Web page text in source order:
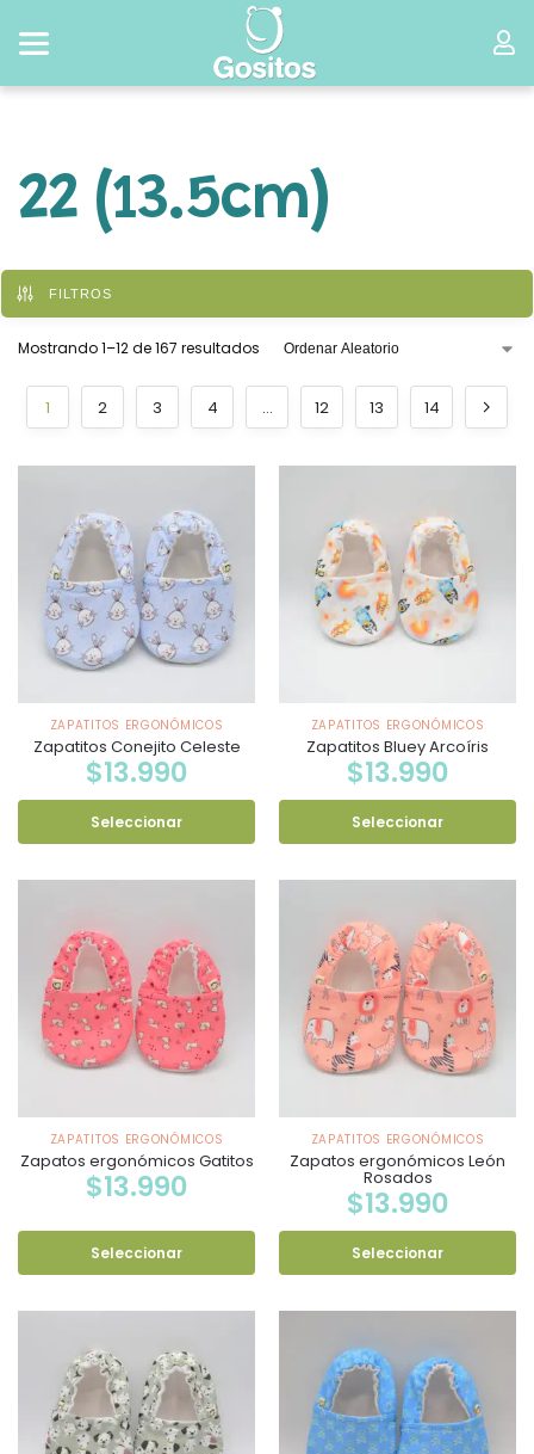
22 (13.5cm)
FILTROS
Mostrando 1–12 de 167 resultados
1 2 3 4 … 12 13 14
ZAPATITOS ERGONÓMICOS
Zapatitos Conejito Celeste
$13.990
Seleccionar
ZAPATITOS ERGONÓMICOS
Zapatitos Bluey Arcoíris
$13.990
Seleccionar
ZAPATITOS ERGONÓMICOS
Zapatos ergonómicos Gatitos
$13.990
Seleccionar
ZAPATITOS ERGONÓMICOS
Zapatos ergonómicos León
Rosados
$13.990
Seleccionar